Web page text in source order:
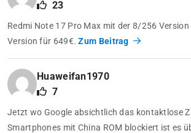
23
Redmi Note 17 Pro Max mit der 8/256
Version für 649€.Zum Beitrag
Huaweifan1970
7
Jetzt wo Google absichtlich das kontaktlose
Smartphones mit China ROM blockiert ist es